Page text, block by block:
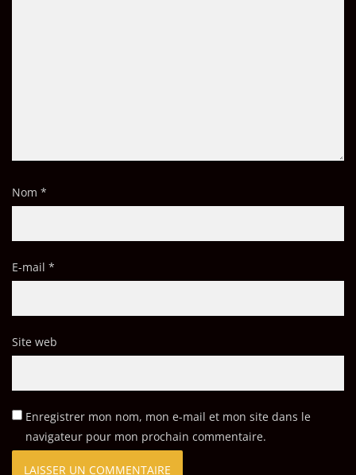
Nom *
E-mail *
Site web
Enregistrer mon nom, mon e-mail et mon site dans le
navigateur pour mon prochain commentaire.